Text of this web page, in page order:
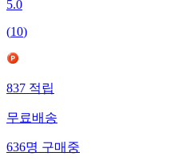
5.0
(10)
837적립
무료배송
636명구매중